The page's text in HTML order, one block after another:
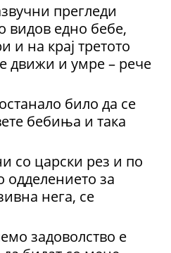
прегледи
видов едно бебе,
и на крај третото
движи и умре – рече
било да се
бебиња и така
со царски рез и по
одделението за
нега, се
задоволство е